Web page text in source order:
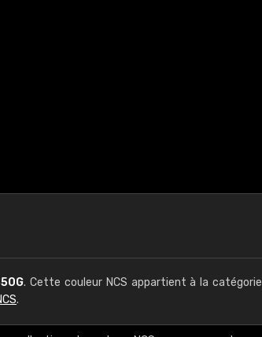
. Cette couleur NCS appartient à la catégorie
.